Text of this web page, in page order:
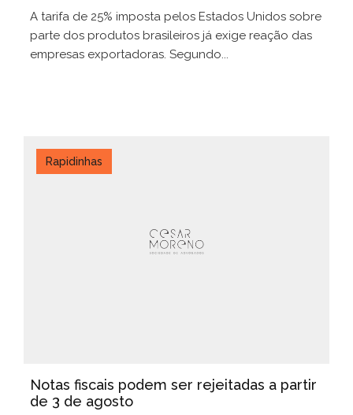
A tarifa de 25% imposta pelos Estados Unidos sobre
parte dos produtos brasileiros já exige reação das
empresas exportadoras. Segundo...
Rapidinhas
Notas fiscais podem ser rejeitadas a partir
de 3 de agosto